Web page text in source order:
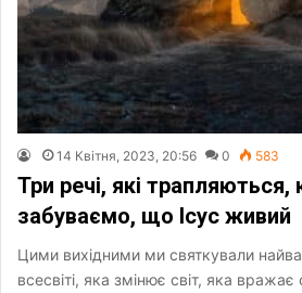
14 Квітня, 2023, 20:56 0 583
Три речі, які трапляються,
забуваємо, що Ісус живий
Цими вихідними ми святкували
всесвіті, яка змінює світ, яка